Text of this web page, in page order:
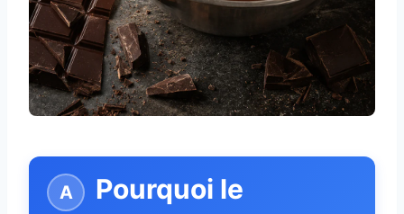
Pourquoi le